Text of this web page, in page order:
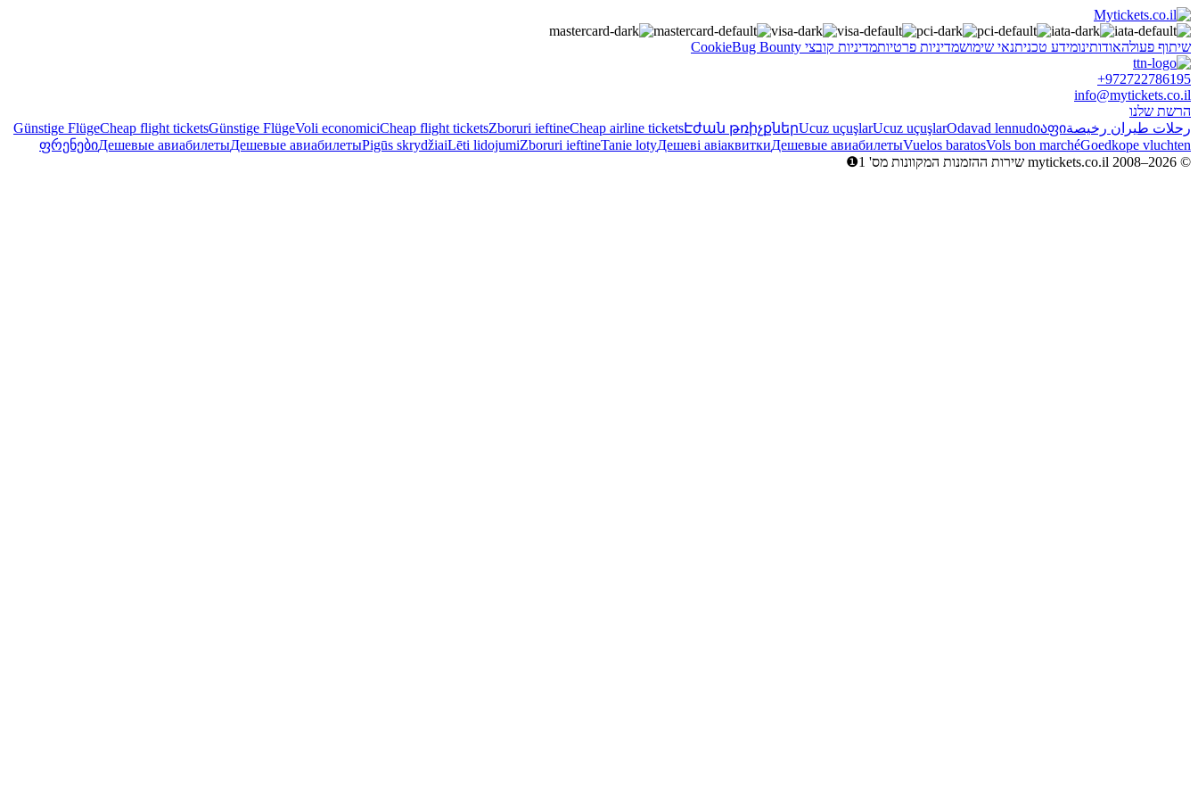
שיתוף פעולהאודותינומידע טכניתנאי שימושמדיניות פרטיותמדיניות קובצי Cookie Bug Bounty
+972722786195
info@mytickets.co.il
הרשת שלנו
رحلات طيران رخيصة
Günstige FlügeCheap flight ticketsGünstige FlügeVoli economiciCheap flight ticketsZboruri ieftineCheap airline ticketsԷժան թռիչքներUcuz uçuşlarUcuz uçuşlarOdavad lennudიაფი
ფრენებიДешевые авиабилетыДешевые авиабилетыPigūs skrydžiaiLēti lidojumiZboruri ieftineTanie lotyДешеві авіаквиткиДешевые авиабилетыVuelos baratosVols bon marchéGoedkope vluchten
© mytickets.co.il 2008–2026 שירות ההזמנות המקוונות מס' 1❶